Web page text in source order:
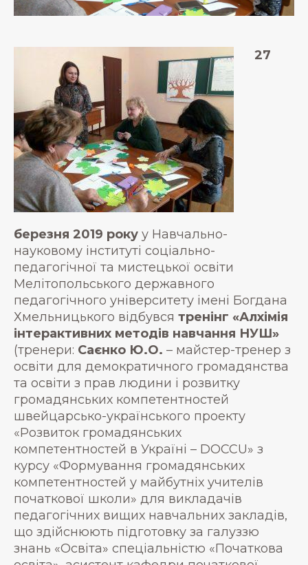
27
березня 2019 року у Навчально-
науковому інституті соціально-
педагогічної та мистецької освіти
Мелітопольського державного
педагогічного університету імені Богдана
Хмельницького відбувся тренінг «Алхімія
інтерактивних методів навчання НУШ»
(тренери: Саєнко Ю.О. – майстер-тренер з
освіти для демократичного громадянства
та освіти з прав людини і розвитку
громадянських компетентностей
швейцарсько-українського проекту
«Розвиток громадянських
компетентностей в Україні – DOCCU» з
курсу «Формування громадянських
компетентностей у майбутніх учителів
початкової школи» для викладачів
педагогічних вищих навчальних закладів,
що здійснюють підготовку за галуззю
знань «Освіта» спеціальністю «Початкова